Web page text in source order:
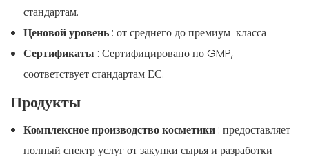
стандартам.
Ценовой уровень : от среднего до премиум-класса
Сертификаты : Сертифицировано по GMP,
соответствует стандартам ЕС.
Продукты
Комплексное производство косметики : предоставляет
полный спектр услуг от закупки сырья и разработки